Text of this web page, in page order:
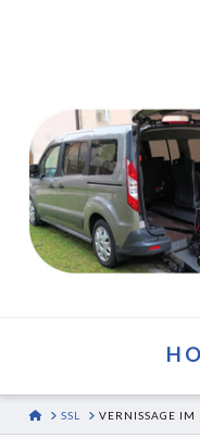
HOME
SSL VERNISSAGE IM